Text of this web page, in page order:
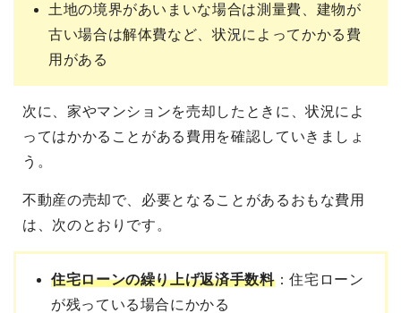
土地の境界があいまいな場合は測量費、建物が
古い場合は解体費など、状況によってかかる費
用がある
次に、家やマンションを売却したときに、状況によ
ってはかかることがある費用を確認していきましょ
う。
不動産の売却で、必要となることがあるおもな費用
は、次のとおりです。
住宅ローンの繰り上げ返済手数料：住宅ローン
が残っている場合にかかる